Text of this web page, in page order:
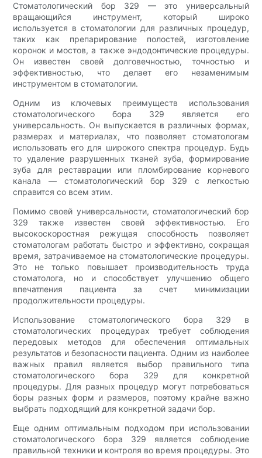
Стоматологический бор 329 — это универсальный
вращающийся инструмент, который широко
используется в стоматологии для различных процедур,
таких как препарирование полостей, изготовление
коронок и мостов, а также эндодонтические процедуры.
Он известен своей долговечностью, точностью и
эффективностью, что делает его незаменимым
инструментом в стоматологии.
Одним из ключевых преимуществ использования
стоматологического бора 329 является его
универсальность. Он выпускается в различных формах,
размерах и материалах, что позволяет стоматологам
использовать его для широкого спектра процедур. Будь
то удаление разрушенных тканей зуба, формирование
зуба для реставрации или пломбирование корневого
канала — стоматологический бор 329 с легкостью
справится со всем этим.
Помимо своей универсальности, стоматологический бор
329 также известен своей эффективностью. Его
высокоскоростная режущая способность позволяет
стоматологам работать быстро и эффективно, сокращая
время, затрачиваемое на стоматологические процедуры.
Это не только повышает производительность труда
стоматолога, но и способствует улучшению общего
впечатления пациента за счет минимизации
продолжительности процедуры.
Использование стоматологического бора 329 в
стоматологических процедурах требует соблюдения
передовых методов для обеспечения оптимальных
результатов и безопасности пациента. Одним из наиболее
важных правил является выбор правильного типа
стоматологического бора 329 для конкретной
процедуры. Для разных процедур могут потребоваться
боры разных форм и размеров, поэтому крайне важно
выбрать подходящий для конкретной задачи бор.
Еще одним оптимальным подходом при использовании
стоматологического бора 329 является соблюдение
правильной техники и контроля во время процедуры. Это